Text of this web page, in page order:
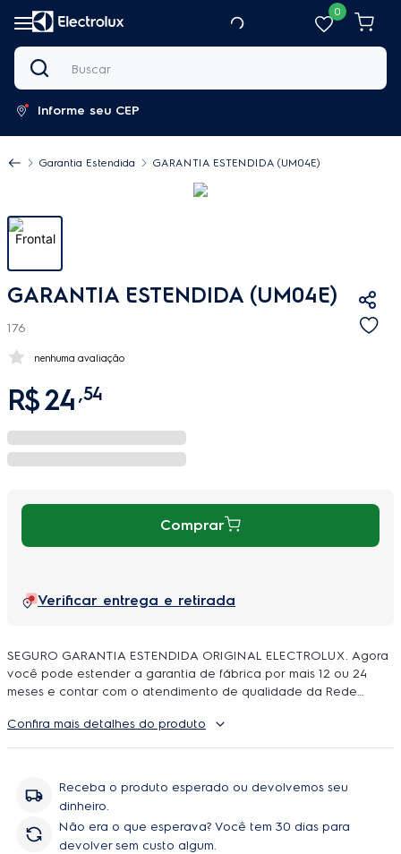
0
Buscar
Informe seu CEP
Garantia Estendida GARANTIA ESTENDIDA (UM04E)
GARANTIA ESTENDIDA (UM04E)
176
nenhuma avaliação
R$24 ,54
Comprar
Verificar entrega e retirada
SEGURO GARANTIA ESTENDIDA ORIGINAL ELECTROLUX. Agora
você pode estender a garantia de fábrica por mais 12 ou 24
meses e contar com o atendimento de qualidade da Rede
podem ser feitos quantos reparos forem necessarios, incluindo
peças e serviço, sem você se preoupar com orçamentos e
Confira mais detalhes do produto
Receba o produto esperado ou devolvemos seu
dinheiro.
Não era o que esperava? Você tem 30 dias para
devolver sem custo algum.